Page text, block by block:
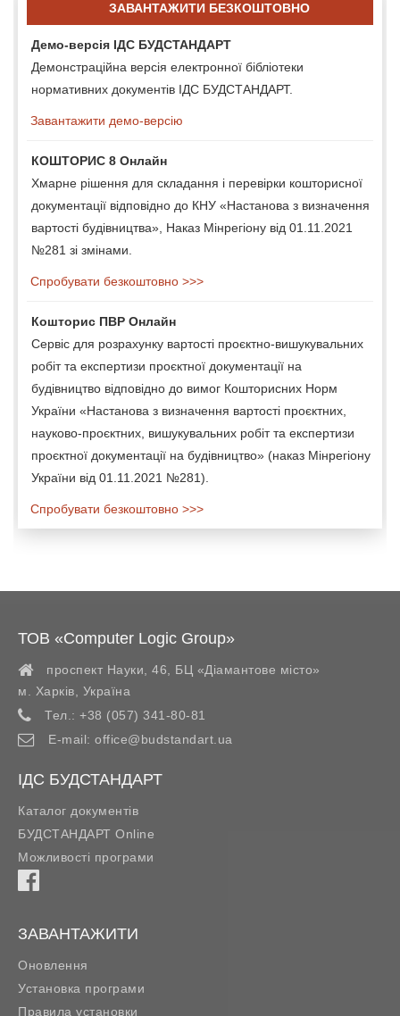
ЗАВАНТАЖИТИ БЕЗКОШТОВНО
Демо-версія ІДС БУДСТАНДАРТ
Демонстраційна версія електронної бібліотеки
нормативних документів ІДС БУДСТАНДАРТ.
Завантажити демо-версію
КОШТОРИС 8 Онлайн
Хмарне рішення для складання і перевірки кошторисної
документації відповідно до КНУ «Настанова з визначення
вартості будівництва», Наказ Мінрегіону від 01.11.2021
№281 зі змінами.
Спробувати безкоштовно >>>
Кошторис ПВР Онлайн
Сервіс для розрахунку вартості проєктно-вишукувальних
робіт та експертизи проєктної документації на
будівництво відповідно до вимог Кошторисних Норм
України «Настанова з визначення вартості проєктних,
науково-проєктних, вишукувальних робіт та експертизи
проєктної документації на будівництво» (наказ Мінрегіону
України від 01.11.2021 №281).
Спробувати безкоштовно >>>
ТОВ «Computer Logic Group»
проспект Науки, 46, БЦ «Діамантове місто»
м. Харків
Україна
Тел.: +38 (057) 341-80-81
E-mail: office@budstandart.ua
ІДС БУДСТАНДАРТ
Каталог документів
БУДСТАНДАРТ Online
Можливості програми
ЗАВАНТАЖИТИ
Оновлення
Установка програми
Правила установки